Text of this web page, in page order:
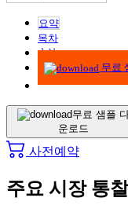
요약
목차
方法
무료
무료 샘플
운로드
사전예약
주요 시장 통